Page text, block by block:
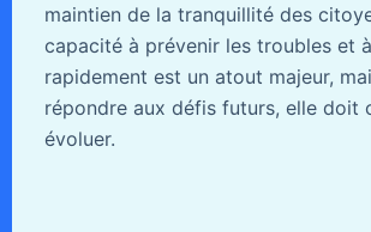
maintien de la tranquillité des
capacité à prévenir les troubles et
rapidement est un atout majeur,
répondre aux défis futurs, elle doit
évoluer.